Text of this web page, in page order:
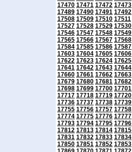
17470 17471 17472 17473
17489 17490 17491 17492
17508 17509 17510 17511
17527 17528 17529 17530
17546 17547 17548 17549
17565 17566 17567 17568
17584 17585 17586 17587
17603 17604 17605 17606
17622 17623 17624 17625
17641 17642 17643 17644
17660 17661 17662 17663
17679 17680 17681 17682
17698 17699 17700 17701
17717 17718 17719 17720
17736 17737 17738 17739
17755 17756 17757 17758
17774 17775 17776 17777
17793 17794 17795 17796
17812 17813 17814 17815
17831 17832 17833 17834
17850 17851 17852 17853